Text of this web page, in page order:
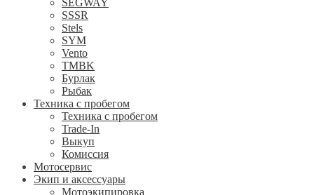
SEGWAY
SSSR
Stels
SYM
Vento
TMBK
Бурлак
Рыбак
Техника с пробегом
Техника с пробегом
Trade-In
Выкуп
Комиссия
Мотосервис
Экип и аксессуары
Мотоэкипировка